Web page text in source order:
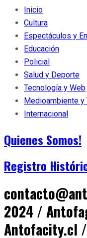
Inicio
Cultura
Espectáculos y
Educación
Policial
Salud y Deporte
Tecnología y Web
Medioambiente y
Internacional
Quienes Somos!
Registro
2024 /
Antofacity.cl